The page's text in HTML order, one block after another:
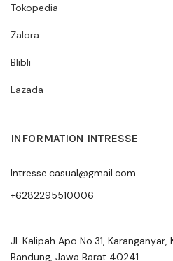
Tokopedia
Zalora
Blibli
Lazada
INFORMATION INTRESSE
Intresse.casual@gmail.com
+6282295510006
Jl. Kalipah Apo No.31,
Bandung, Jawa Barat 40241